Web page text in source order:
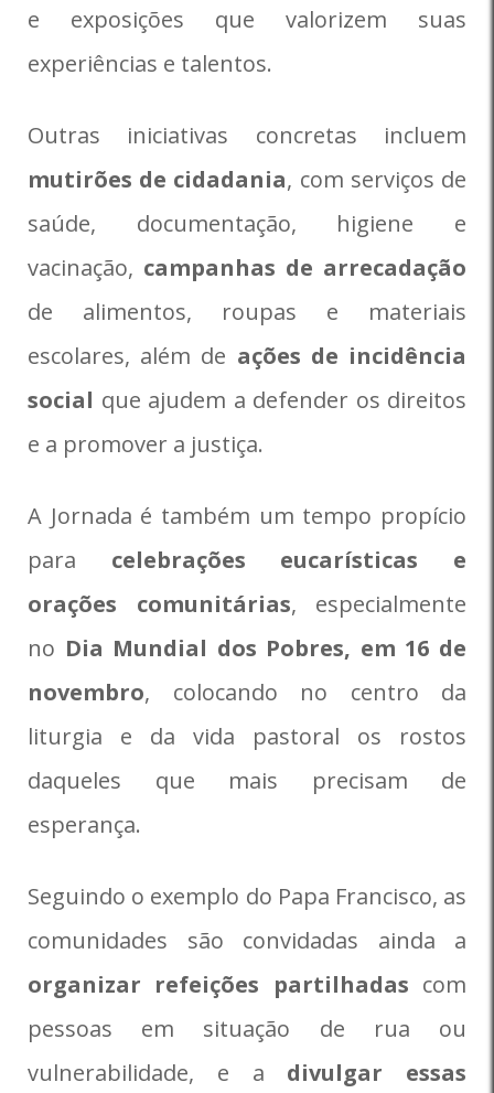
e exposições que valorizem suas
experiências e talentos.
Outras iniciativas concretas incluem
mutirões de cidadania, com serviços de
saúde, documentação, higiene e
vacinação, campanhas de arrecadação
de alimentos, roupas e materiais
escolares, além de ações de incidência
social que ajudem a defender os direitos
e a promover a justiça.
A Jornada é também um tempo propício
para celebrações eucarísticas e
orações comunitárias, especialmente
no Dia Mundial dos Pobres, em 16 de
novembro, colocando no centro da
liturgia e da vida pastoral os rostos
daqueles que mais precisam de
esperança.
Seguindo o exemplo do Papa Francisco, as
comunidades são convidadas ainda a
organizar refeições partilhadas com
pessoas em situação de rua ou
vulnerabilidade, e a divulgar essas